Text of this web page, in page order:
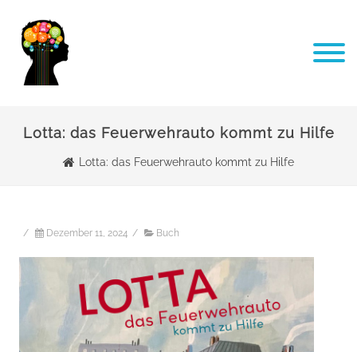
Lotta: das Feuerwehrauto kommt zu Hilfe
Lotta: das Feuerwehrauto kommt zu Hilfe
/ Dezember 11, 2024 / Buch